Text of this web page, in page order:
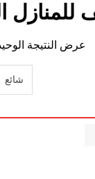
للمنازل
عرض النتيجة